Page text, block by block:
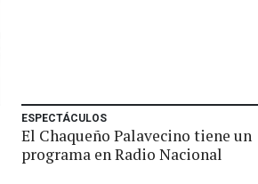
ESPECTÁCULOS
El Chaqueño Palavecino tiene un
programa en Radio Nacional